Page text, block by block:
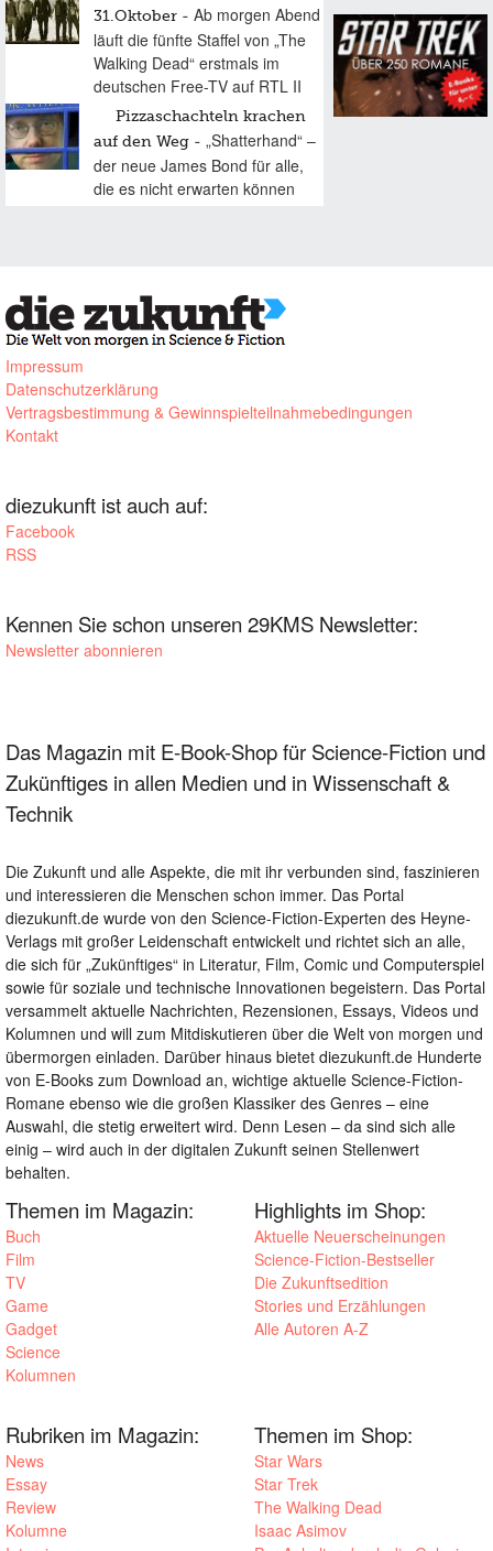
31.Oktober
Ab morgen Abend
läuft die fünfte Staffel von „The
Walking Dead“ erstmals im
deutschen Free-TV auf RTL II
Pizzaschachteln krachen
auf den Weg
„Shatterhand“ –
der neue James Bond für alle,
die es nicht erwarten können
Impressum
Datenschutzerklärung
Vertragsbestimmung & Gewinnspielteilnahmebedingungen
Kontakt
diezukunft ist auch auf:
Facebook
RSS
Kennen Sie schon unseren 29KMS Newsletter:
Newsletter abonnieren
Das Magazin mit E-Book-Shop für Science-Fiction und
Zukünftiges in allen Medien und in Wissenschaft &
Technik
Die Zukunft und alle Aspekte, die mit ihr verbunden sind, faszinieren
und interessieren die Menschen schon immer. Das Portal
diezukunft.de wurde von den Science-Fiction-Experten des Heyne-
Verlags mit großer Leidenschaft entwickelt und richtet sich an alle,
die sich für „Zukünftiges“ in Literatur, Film, Comic und Computerspiel
sowie für soziale und technische Innovationen begeistern. Das Portal
versammelt aktuelle Nachrichten, Rezensionen, Essays, Videos und
Kolumnen und will zum Mitdiskutieren über die Welt von morgen und
übermorgen einladen. Darüber hinaus bietet diezukunft.de Hunderte
von E-Books zum Download an, wichtige aktuelle Science-Fiction-
Romane ebenso wie die großen Klassiker des Genres – eine
Auswahl, die stetig erweitert wird. Denn Lesen – da sind sich alle
einig – wird auch in der digitalen Zukunft seinen Stellenwert
behalten.
Themen im Magazin:
Buch
Film
TV
Game
Gadget
Science
Kolumnen
Highlights im Shop:
Aktuelle Neuerscheinungen
Science-Fiction-Bestseller
Die Zukunftsedition
Stories und Erzählungen
Alle Autoren A-Z
Rubriken im Magazin:
News
Essay
Review
Kolumne
Themen im Shop:
Star Wars
Star Trek
The Walking Dead
Isaac Asimov